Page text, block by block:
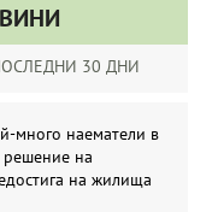
30 ДНИ
много наематели в
решение на
на жилища